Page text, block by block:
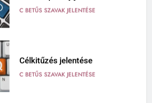
Contemporary jelentése
Célkitűzés jelentése